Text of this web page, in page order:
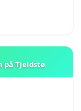
på Tjeldstø